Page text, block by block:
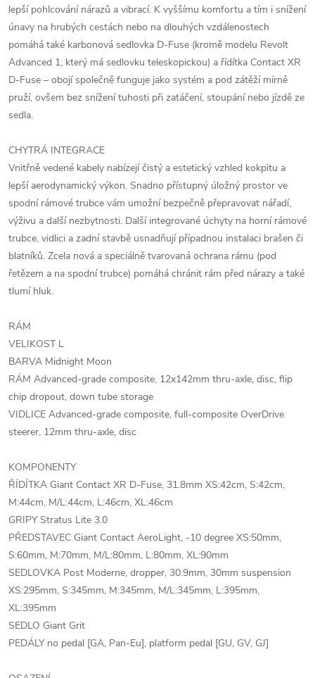
lepší pohlcování nárazů a vibrací. K vyššímu komfortu a tím i snížení
únavy na hrubých cestách nebo na dlouhých vzdálenostech
pomáhá také karbonová sedlovka D-Fuse (kromě modelu Revolt
Advanced 1, který má sedlovku teleskopickou) a řídítka Contact XR
D-Fuse – obojí společně funguje jako systém a pod zátěží mírně
pruží, ovšem bez snížení tuhosti při zatáčení, stoupání nebo jízdě ze
sedla.
CHYTRÁ INTEGRACE
Vnitřně vedené kabely nabízejí čistý a estetický vzhled kokpitu a
lepší aerodynamický výkon. Snadno přístupný úložný prostor ve
spodní rámové trubce vám umožní bezpečně přepravovat nářadí,
výživu a další nezbytnosti. Další integrované úchyty na horní rámové
trubce, vidlici a zadní stavbě usnadňují případnou instalaci brašen či
blatníků. Zcela nová a speciálně tvarovaná ochrana rámu (pod
řetězem a na spodní trubce) pomáhá chránit rám před nárazy a také
tlumí hluk.
RÁM
VELIKOST L
BARVA Midnight Moon
RÁM Advanced-grade composite, 12x142mm thru-axle, disc, flip
chip dropout, down tube storage
VIDLICE Advanced-grade composite, full-composite OverDrive
steerer, 12mm thru-axle, disc
KOMPONENTY
ŘÍDÍTKA Giant Contact XR D-Fuse, 31.8mm XS:42cm, S:42cm,
M:44cm, M/L:44cm, L:46cm, XL:46cm
GRIPY Stratus Lite 3.0
PŘEDSTAVEC Giant Contact AeroLight, -10 degree XS:50mm,
S:60mm, M:70mm, M/L:80mm, L:80mm, XL:90mm
SEDLOVKA Post Moderne, dropper, 30.9mm, 30mm suspension
XS:295mm, S:345mm, M:345mm, M/L:345mm, L:395mm,
XL:395mm
SEDLO Giant Grit
PEDÁLY no pedal [GA, Pan-Eu], platform pedal [GU, GV, GJ]